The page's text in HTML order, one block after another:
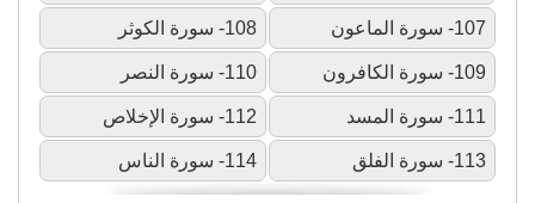
107- سورة الماعون 108- سورة الكوثر
109- سورة الكافرون 110- سورة النصر
111- سورة المسد 112- سورة الإخلاص
113- سورة الفلق 114- سورة الناس